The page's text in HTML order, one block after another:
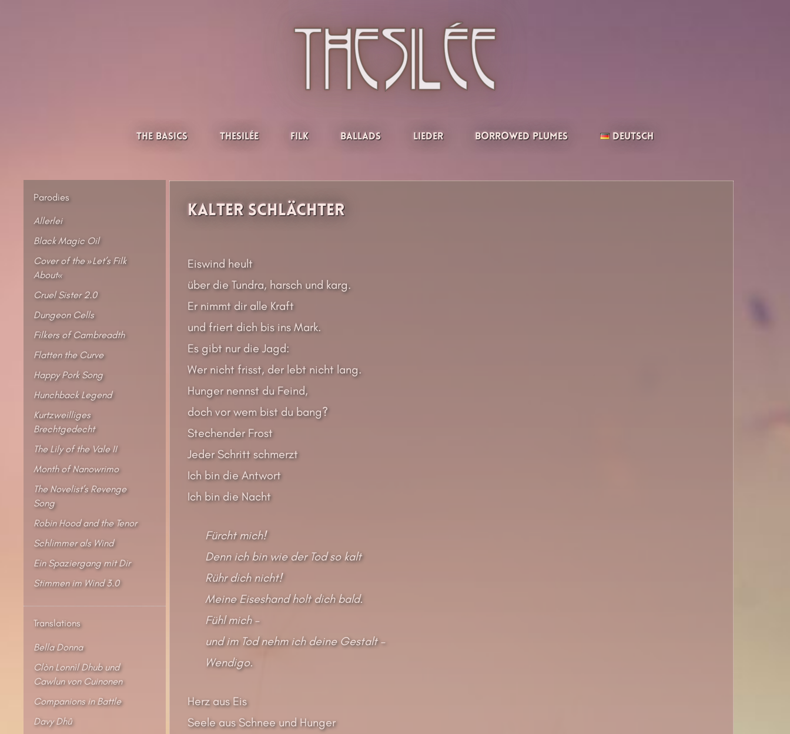
Thesilée – Filk & Folk
The Basics Thesilée Filk Ballads Lieder Borrowed Plumes Deutsch
Kalter Schlächter
Eiswind heult
über die Tundra, harsch und karg.
Er nimmt dir alle Kraft
und friert dich bis ins Mark.
Es gibt nur die Jagd:
Wer nicht frisst, der lebt nicht lang.
Hunger nennst du Feind,
doch vor wem bist du bang?
Stechender Frost
Jeder Schritt schmerzt
Ich bin die Antwort
Ich bin die Nacht
Fürcht mich!
Denn ich bin wie der Tod so kalt
Rühr dich nicht!
Meine Eiseshand holt dich bald.
Fühl mich –
und im Tod nehm ich deine Gestalt –
Wendigo.
Herz aus Eis
Seele aus Schnee und Hunger
Parodies
Allerlei
Black Magic Oil
Cover of the »Let’s Filk
About«
Cruel Sister 2.0
Dungeon Cells
Filkers of Cambreadth
Flatten the Curve
Happy Pork Song
Hunchback Legend
Kurtzweilliges
Brechtgedecht
The Lily of the Vale II
Month of Nanowrimo
The Novelist’s Revenge
Song
Robin Hood and the Tenor
Schlimmer als Wind
Ein Spaziergang mit Dir
Stimmen im Wind 3.0
Translations
Bella Donna
Clòn Lonnìl Dhub und
Cawlun von Cuinonen
Companions in Battle
Davy Dhû